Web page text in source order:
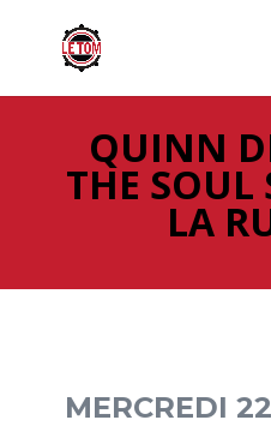
QUINN
THE SOUL
LA
MERCREDI